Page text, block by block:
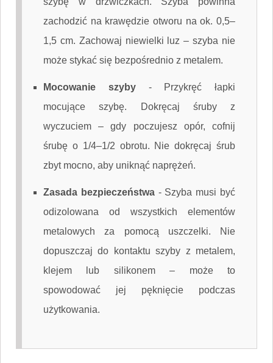
zachodzić na krawędzie otworu na ok. 0,5–
1,5 cm. Zachowaj niewielki luz – szyba nie
może stykać się bezpośrednio z metalem.
Mocowanie szyby-
Przykręć łapki
mocujące szybę. Dokręcaj śruby z
wyczuciem – gdy poczujesz opór, cofnij
śrubę o 1/4–1/2 obrotu. Nie dokręcaj śrub
zbyt mocno, aby uniknąć naprężeń.
Zasada bezpieczeństwa- Szyba musi być
odizolowana od wszystkich elementów
metalowych za pomocą uszczelki. Nie
dopuszczaj do kontaktu szyby z metalem,
klejem lub silikonem – może to
spowodować jej pęknięcie podczas
użytkowania.